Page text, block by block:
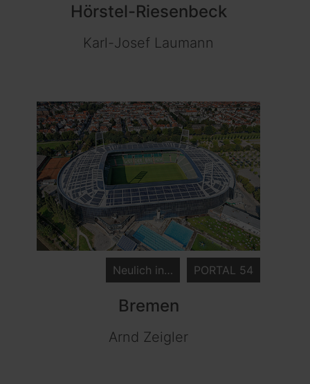
Hörstel-Riesenbeck
Karl-Josef Laumann
PORTAL 54
Neulich in…
Bremen
Arnd Zeigler